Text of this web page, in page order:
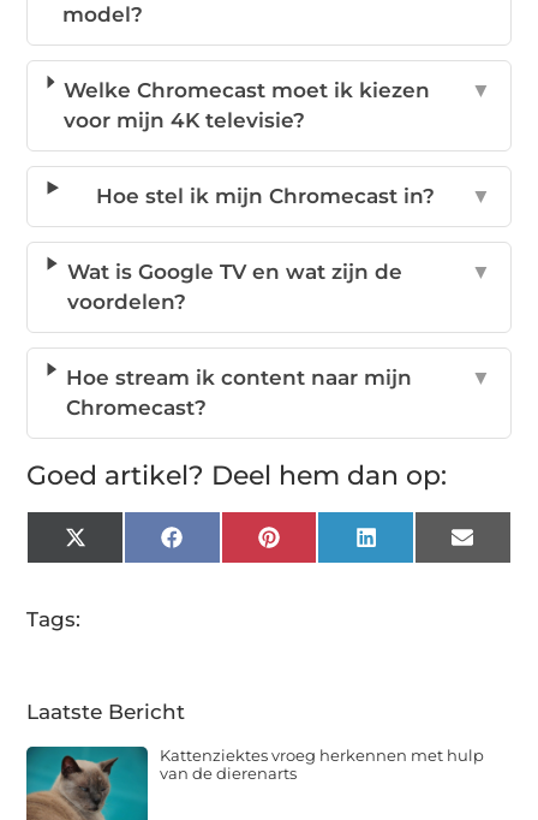
model?
Welke Chromecast moet ik kiezen
voor mijn 4K televisie?
▼
Hoe stel ik mijn Chromecast in? ▼
Wat is Google TV en wat zijn de
voordelen?
▼
Hoe stream ik content naar mijn
Chromecast?
▼
Goed artikel? Deel hem dan op:
X
(Twitter)
FacebookPinterestLinkedInEmail
Tags:
Laatste Bericht
Kattenziektes vroeg herkennen met hulp
van de dierenarts